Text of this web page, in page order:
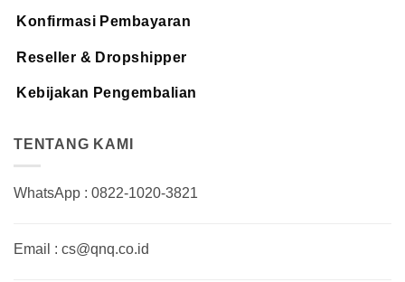
Konfirmasi Pembayaran
Reseller & Dropshipper
Kebijakan Pengembalian
TENTANG KAMI
WhatsApp : 0822-1020-3821
Email : cs@qnq.co.id